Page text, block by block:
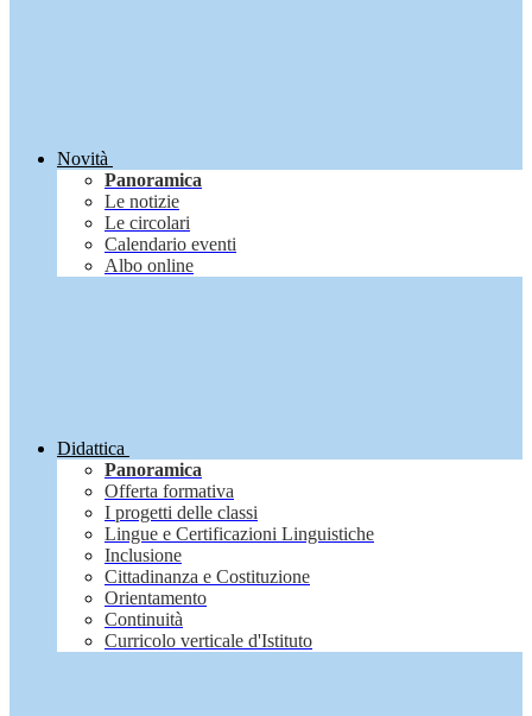
Novità
Panoramica
Le notizie
Le circolari
Calendario eventi
Albo online
Didattica
Panoramica
Offerta formativa
I progetti delle classi
Lingue e Certificazioni Linguistiche
Inclusione
Cittadinanza e Costituzione
Orientamento
Continuità
Curricolo verticale d'Istituto